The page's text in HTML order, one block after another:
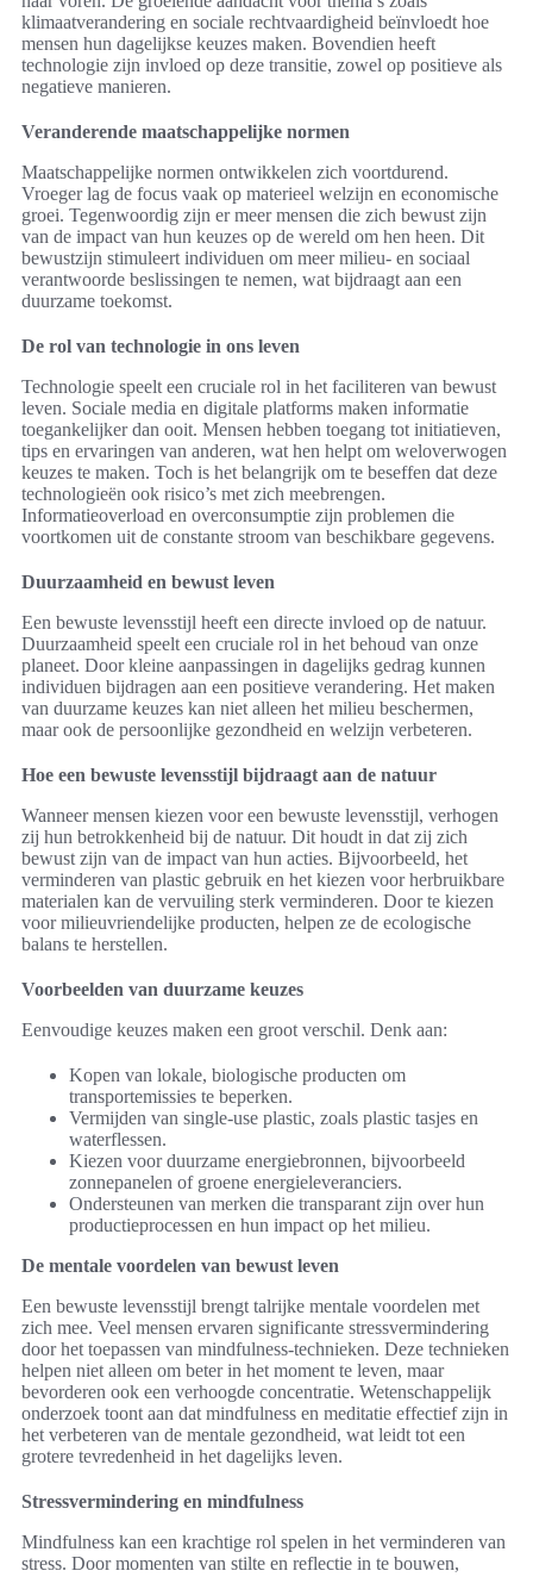
klimaatverandering en sociale rechtvaardigheid beïnvloedt hoe
mensen hun dagelijkse keuzes maken. Bovendien heeft
technologie zijn invloed op deze transitie, zowel op positieve als
negatieve manieren.
Veranderende maatschappelijke normen
Maatschappelijke normen ontwikkelen zich voortdurend.
Vroeger lag de focus vaak op materieel welzijn en economische
groei. Tegenwoordig zijn er meer mensen die zich bewust zijn
van de impact van hun keuzes op de wereld om hen heen. Dit
bewustzijn stimuleert individuen om meer milieu- en sociaal
verantwoorde beslissingen te nemen, wat bijdraagt aan een
duurzame toekomst.
De rol van technologie in ons leven
Technologie speelt een cruciale rol in het faciliteren van bewust
leven. Sociale media en digitale platforms maken informatie
toegankelijker dan ooit. Mensen hebben toegang tot initiatieven,
tips en ervaringen van anderen, wat hen helpt om weloverwogen
keuzes te maken. Toch is het belangrijk om te beseffen dat deze
technologieën ook risico’s met zich meebrengen.
Informatieoverload en overconsumptie zijn problemen die
voortkomen uit de constante stroom van beschikbare gegevens.
Duurzaamheid en bewust leven
Een bewuste levensstijl heeft een directe invloed op de natuur.
Duurzaamheid speelt een cruciale rol in het behoud van onze
planeet. Door kleine aanpassingen in dagelijks gedrag kunnen
individuen bijdragen aan een positieve verandering. Het maken
van duurzame keuzes kan niet alleen het milieu beschermen,
maar ook de persoonlijke gezondheid en welzijn verbeteren.
Hoe een bewuste levensstijl bijdraagt aan de natuur
Wanneer mensen kiezen voor een bewuste levensstijl, verhogen
zij hun betrokkenheid bij de natuur. Dit houdt in dat zij zich
bewust zijn van de impact van hun acties. Bijvoorbeeld, het
verminderen van plastic gebruik en het kiezen voor herbruikbare
materialen kan de vervuiling sterk verminderen. Door te kiezen
voor milieuvriendelijke producten, helpen ze de ecologische
balans te herstellen.
Voorbeelden van duurzame keuzes
Eenvoudige keuzes maken een groot verschil. Denk aan:
Kopen van lokale, biologische producten om
transportemissies te beperken.
Vermijden van single-use plastic, zoals plastic tasjes en
waterflessen.
Kiezen voor duurzame energiebronnen, bijvoorbeeld
zonnepanelen of groene energieleveranciers.
Ondersteunen van merken die transparant zijn over hun
productieprocessen en hun impact op het milieu.
De mentale voordelen van bewust leven
Een bewuste levensstijl brengt talrijke mentale voordelen met
zich mee. Veel mensen ervaren significante stressvermindering
door het toepassen van mindfulness-technieken. Deze technieken
helpen niet alleen om beter in het moment te leven, maar
bevorderen ook een verhoogde concentratie. Wetenschappelijk
onderzoek toont aan dat mindfulness en meditatie effectief zijn in
het verbeteren van de mentale gezondheid, wat leidt tot een
grotere tevredenheid in het dagelijks leven.
Stressvermindering en mindfulness
Mindfulness kan een krachtige rol spelen in het verminderen van
stress. Door momenten van stilte en reflectie in te bouwen,